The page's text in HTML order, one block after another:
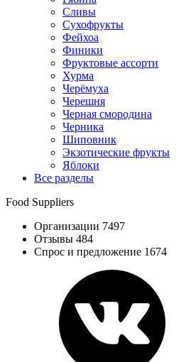
Сливы
Сухофрукты
Фейхоа
Финики
Фруктовые ассорти
Хурма
Черёмуха
Черешня
Черная смородина
Черника
Шиповник
Экзотические фрукты
Яблоки
Все разделы
Food Suppliers
Организации 7497
Отзывы 484
Спрос и предложение 1674